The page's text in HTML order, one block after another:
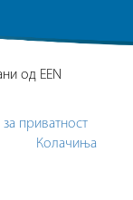
од EEN
за приватност
Колачиња